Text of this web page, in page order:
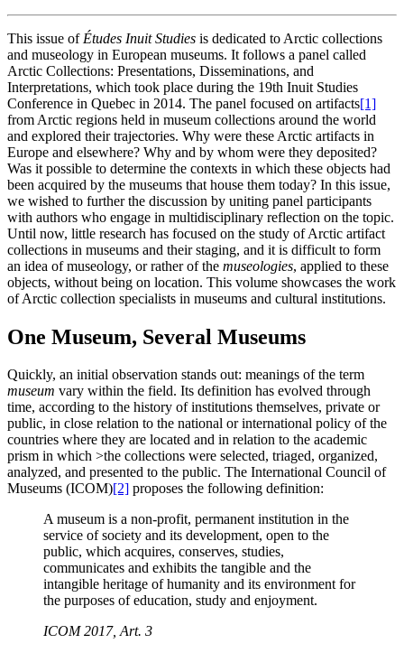
This issue of Études Inuit Studies is dedicated to Arctic collections
and museology in European museums. It follows a panel called
Arctic Collections: Presentations, Disseminations, and
Interpretations, which took place during the 19th Inuit Studies
Conference in Quebec in 2014. The panel focused on artifacts[1]
from Arctic regions held in museum collections around the world
and explored their trajectories. Why were these Arctic artifacts in
Europe and elsewhere? Why and by whom were they deposited?
Was it possible to determine the contexts in which these objects had
been acquired by the museums that house them today? In this issue,
we wished to further the discussion by uniting panel participants
with authors who engage in multidisciplinary reflection on the topic.
Until now, little research has focused on the study of Arctic artifact
collections in museums and their staging, and it is difficult to form
an idea of museology, or rather of the museologies, applied to these
objects, without being on location. This volume showcases the work
of Arctic collection specialists in museums and cultural institutions.
One Museum, Several Museums
Quickly, an initial observation stands out: meanings of the term
museum vary within the field. Its definition has evolved through
time, according to the history of institutions themselves, private or
public, in close relation to the national or international policy of the
countries where they are located and in relation to the academic
prism in which >the collections were selected, triaged, organized,
analyzed, and presented to the public. The International Council of
Museums (ICOM)[2] proposes the following definition:
A museum is a non-profit, permanent institution in the
service of society and its development, open to the
public, which acquires, conserves, studies,
communicates and exhibits the tangible and the
intangible heritage of humanity and its environment for
the purposes of education, study and enjoyment.
ICOM 2017, Art. 3